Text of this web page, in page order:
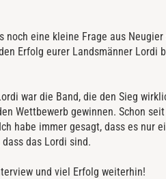
noch eine kleine Frage aus
Erfolg eurer Landsmänner Lordi
war die Band, die den Sieg
Wettbewerb gewinnen. Schon
habe immer gesagt, dass es nur
das Lordi sind.
und viel Erfolg weiterhin!